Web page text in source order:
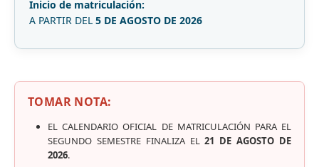
Inicio de matriculación:
A PARTIR DEL 5 DE AGOSTO DE 2026
TOMAR NOTA:
EL CALENDARIO OFICIAL DE MATRICULACIÓN PARA EL
SEGUNDO SEMESTRE FINALIZA EL21 DE AGOSTO DE
2026.